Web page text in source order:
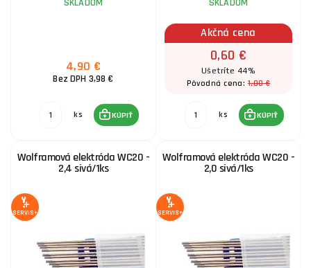
SKLADOM
4,90 €
Bez DPH 3,98 €
ks KÚPIŤ
SKLADOM
Akčná cena
0,60 €
Ušetríte 44%
Pôvodná cena:1,00 €
ks KÚPIŤ
Wolframová elektróda WC20 -
2,4 sivá/1ks
SERVIS+
Wolframová elektróda WC20 -
2,0 sivá/1ks
SERVIS+